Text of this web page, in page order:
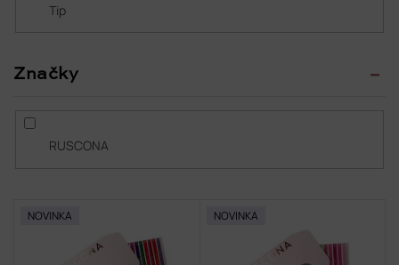
Tip
Značky
RUSCONA
NOVINKA NOVINKA